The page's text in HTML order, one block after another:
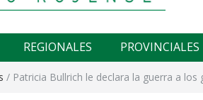
rojense
REGIONALES PROVINCIALES
/ Patricia Bullrich le declara la guerra a